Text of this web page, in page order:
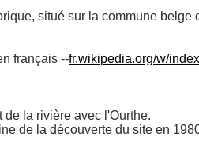
situé sur la commune belge
français --fr.wikipedia.org/w/
la rivière avec l'Ourthe.
de la découverte du site en